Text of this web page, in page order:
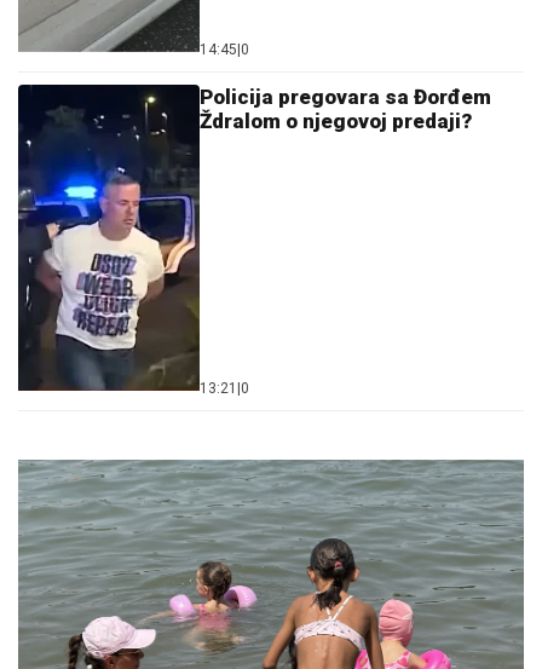
14:45 0
Policija pregovara sa Đorđem
Ždralom o njegovoj predaji?
13:21 0